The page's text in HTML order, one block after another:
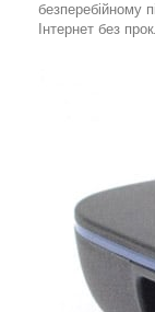
безперебійному
Інтернет без